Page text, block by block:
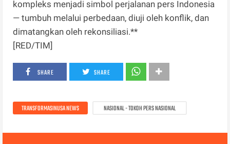
kompleks menjadi simbol perjalanan pers Indonesia
— tumbuh melalui perbedaan, diuji oleh konflik, dan
dimatangkan oleh rekonsiliasi.**
[RED/TIM]
SHARE SHARE
TRANSFORMASINUSA NEWS NASIONAL - TOKOH PERS NASIONAL